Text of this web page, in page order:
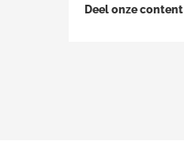
Deel onze content